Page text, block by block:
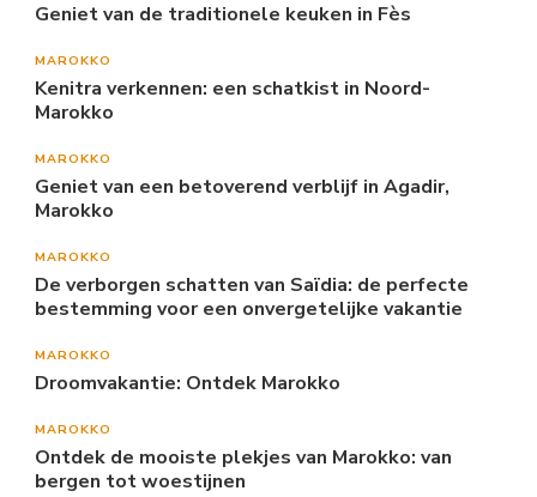
Geniet van de traditionele keuken in Fès
MAROKKO
Kenitra verkennen: een schatkist in Noord-
Marokko
MAROKKO
Geniet van een betoverend verblijf in Agadir,
Marokko
MAROKKO
De verborgen schatten van Saïdia: de perfecte
bestemming voor een onvergetelijke vakantie
MAROKKO
Droomvakantie: Ontdek Marokko
MAROKKO
Ontdek de mooiste plekjes van Marokko: van
bergen tot woestijnen